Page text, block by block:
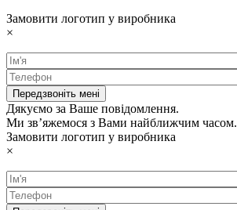
Замовити логотип у виробника
×
Дякуємо за Ваше повідомлення.
Ми зв’яжемося з Вами найближчим часом.
Замовити логотип у виробника
×